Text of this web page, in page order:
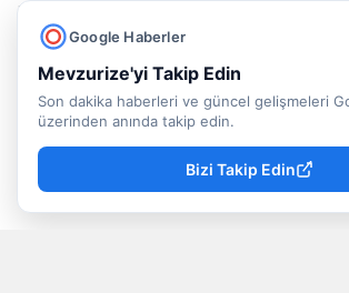
Google Haberler
Mevzurize'yi Takip Edin
Son dakika haberleri ve güncel gelişmeleri
üzerinden anında takip edin.
Bizi Takip Edin
Tamamlandığında modern pazar
otopark, ticari alanlar ve sosyal
alanlarıyla ilçe yeni bir cazibe
kavuşacak.
Muhabir
Yayınlanma
07 Ağustos 2026